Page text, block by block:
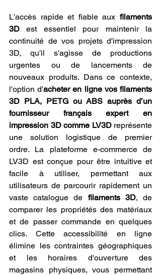
L'accès rapide et fiable aux filaments
3D est essentiel pour maintenir la
continuité de vos projets d'impression
3D, qu'il s'agisse de productions
urgentes ou de lancements de
nouveaux produits. Dans ce contexte,
l'option d'acheter en ligne vos filaments
3D PLA, PETG ou ABS auprès d’un
fournisseur français expert en
impression 3D comme LV3D représente
une solution logistique de premier
ordre. La plateforme e-commerce de
LV3D est conçue pour être intuitive et
facile à utiliser, permettant aux
utilisateurs de parcourir rapidement un
vaste catalogue de filaments 3D, de
comparer les propriétés des matériaux
et de passer commande en quelques
clics. Cette accessibilité en ligne
élimine les contraintes géographiques
et les horaires d'ouverture des
magasins physiques, vous permettant